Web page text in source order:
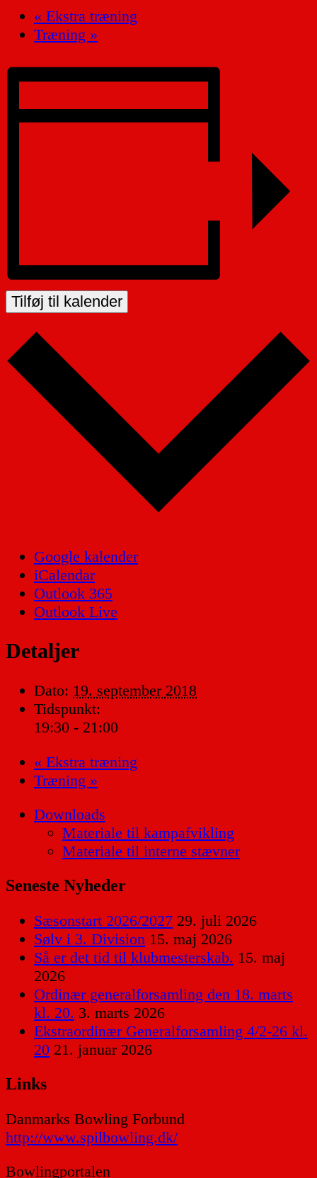
« Ekstra træning
Træning »
Tilføj til kalender
Google kalender
iCalendar
Outlook 365
Outlook Live
Detaljer
Dato: 19. september 2018
Tidspunkt:
19:30 - 21:00
« Ekstra træning
Træning »
Downloads
Materiale til kampafvikling
Materiale til interne stævner
Seneste Nyheder
Sæsonstart 2026/2027 29. juli 2026
Sølv i 3. Division 15. maj 2026
Så er det tid til klubmesterskab. 15. maj
2026
Ordinær generalforsamling den 18. marts
kl. 20. 3. marts 2026
Ekstraordinær Generalforsamling 4/2-26 kl.
20 21. januar 2026
Links
Danmarks Bowling Forbund
http://www.spilbowling.dk/
Bowlingportalen